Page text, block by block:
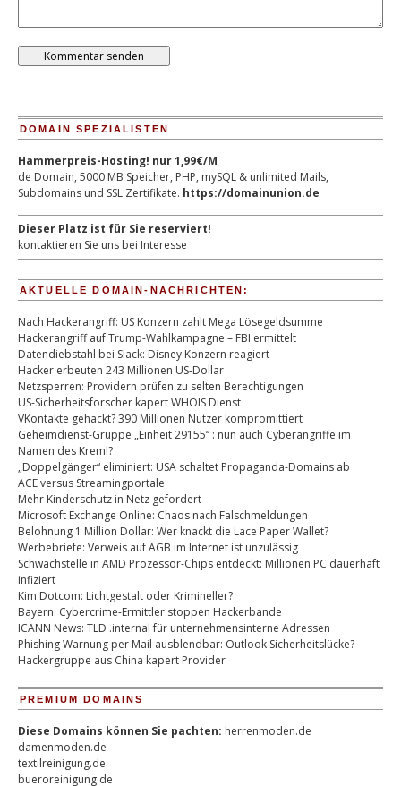
DOMAIN SPEZIALISTEN
Hammerpreis-Hosting! nur 1,99€/M
de Domain, 5000 MB Speicher, PHP, mySQL & unlimited Mails,
Subdomains und SSL Zertifikate. https://domainunion.de
Dieser Platz ist für Sie reserviert!
kontaktieren Sie uns bei Interesse
AKTUELLE DOMAIN-NACHRICHTEN:
Nach Hackerangriff: US Konzern zahlt Mega Lösegeldsumme
Hackerangriff auf Trump-Wahlkampagne – FBI ermittelt
Datendiebstahl bei Slack: Disney Konzern reagiert
Hacker erbeuten 243 Millionen US-Dollar
Netzsperren: Providern prüfen zu selten Berechtigungen
US-Sicherheitsforscher kapert WHOIS Dienst
VKontakte gehackt? 390 Millionen Nutzer kompromittiert
Geheimdienst-Gruppe „Einheit 29155“ : nun auch Cyberangriffe im
Namen des Kreml?
„Doppelgänger“ eliminiert: USA schaltet Propaganda-Domains ab
ACE versus Streamingportale
Mehr Kinderschutz in Netz gefordert
Microsoft Exchange Online: Chaos nach Falschmeldungen
Belohnung 1 Million Dollar: Wer knackt die Lace Paper Wallet?
Werbebriefe: Verweis auf AGB im Internet ist unzulässig
Schwachstelle in AMD Prozessor-Chips entdeckt: Millionen PC dauerhaft
infiziert
Kim Dotcom: Lichtgestalt oder Krimineller?
Bayern: Cybercrime-Ermittler stoppen Hackerbande
ICANN News: TLD .internal für unternehmensinterne Adressen
Phishing Warnung per Mail ausblendbar: Outlook Sicherheitslücke?
Hackergruppe aus China kapert Provider
PREMIUM DOMAINS
Diese Domains können Sie pachten: herrenmoden.de
damenmoden.de
textilreinigung.de
bueroreinigung.de